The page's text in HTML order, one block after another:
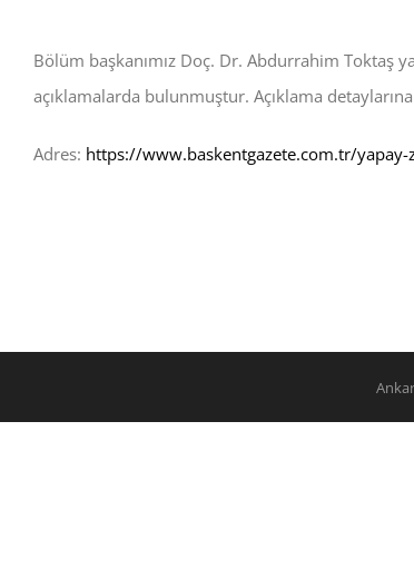
Bölüm başkanımız Doç. Dr. Abdurrahim Toktaş
açıklamalarda bulunmuştur. Açıklama
Adres: https://www.baskentgazete.com.tr/